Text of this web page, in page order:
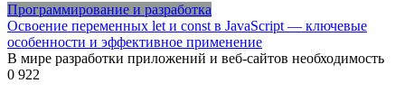
Программирование и разработка
Освоение переменных let и const в JavaScript — ключевые
особенности и эффективное применение
В мире разработки приложений и веб-сайтов необходимость
0 922